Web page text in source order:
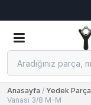
Anasayfa / Yedek Parça
Vanası 3/8 M-M